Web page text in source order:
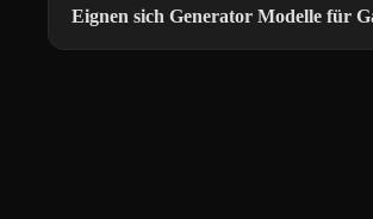
Eignen sich Generator Modelle für